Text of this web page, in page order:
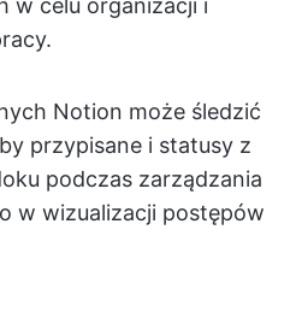
w celu organizacji i
Notion może śledzić
przypisane i statusy z
podczas zarządzania
w wizualizacji postępów